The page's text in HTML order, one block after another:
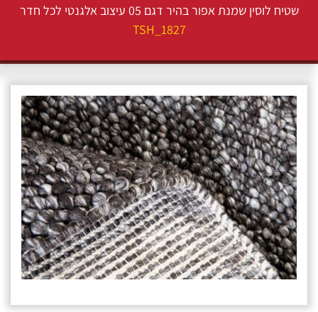
שטיח לוסין שמנת אפור בהיר דגם 05 עיצוב אלגנטי לכל חדר
TSH_1827